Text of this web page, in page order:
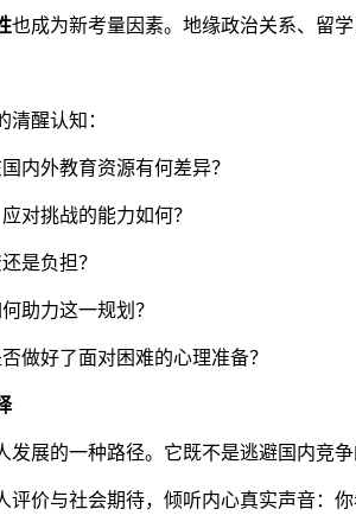
也成为新考量因素。地缘政治关系、留
醒认知：
内外教育资源有何差异？
对挑战的能力如何？
是负担？
助力这一规划？
做好了面对困难的心理准备？
展的一种路径。它既不是逃避国内竞
价与社会期待，倾听内心真实声音：